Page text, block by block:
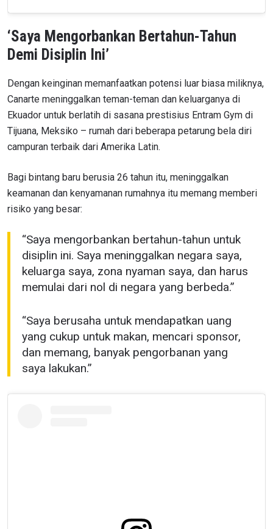
‘Saya Mengorbankan Bertahun-Tahun
Demi Disiplin Ini’
Dengan keinginan memanfaatkan potensi luar biasa miliknya,
Canarte meninggalkan teman-teman dan keluarganya di
Ekuador untuk berlatih di sasana prestisius Entram Gym di
Tijuana, Meksiko – rumah dari beberapa petarung bela diri
campuran terbaik dari Amerika Latin.
Bagi bintang baru berusia 26 tahun itu, meninggalkan
keamanan dan kenyamanan rumahnya itu memang memberi
risiko yang besar:
“Saya mengorbankan bertahun-tahun untuk
disiplin ini. Saya meninggalkan negara saya,
keluarga saya, zona nyaman saya, dan harus
memulai dari nol di negara yang berbeda.”
“Saya berusaha untuk mendapatkan uang
yang cukup untuk makan, mencari sponsor,
dan memang, banyak pengorbanan yang
saya lakukan.”